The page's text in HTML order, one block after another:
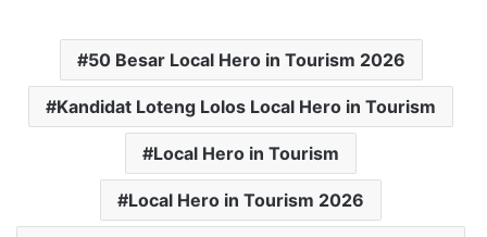
50 Besar Local Hero in Tourism 2026
Kandidat Loteng Lolos Local Hero in Tourism
Local Hero in Tourism
Local Hero in Tourism 2026